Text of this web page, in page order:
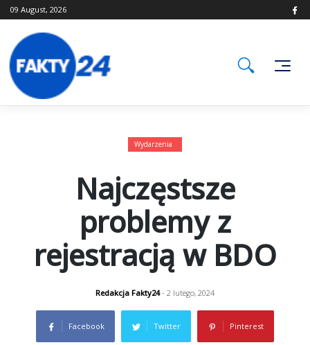
Skip
to
09 August, 2026
Wydarzenia
Najczęstsze
problemy z
rejestracją w BDO
Redakcja Fakty24- 2 lutego, 2024
Facebook Twitter Pinterest